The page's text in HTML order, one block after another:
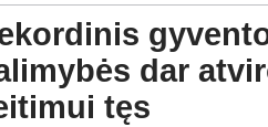
dar
tęs